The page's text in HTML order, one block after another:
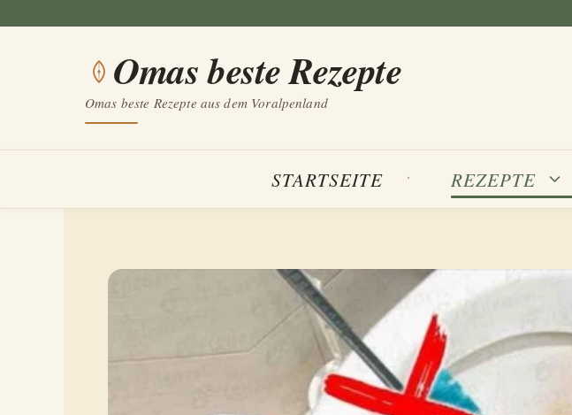
Omas beste Rezepte
Omas beste Rezepte aus dem Voralpenland
STARTSEITE REZEPTE